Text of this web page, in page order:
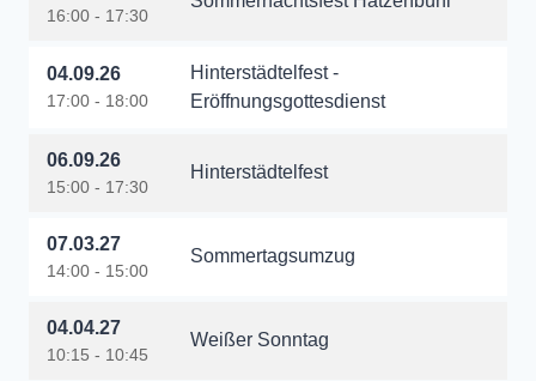
16:00 - 17:30
04.09.26
17:00 - 18:00
Hinterstädtelfest -
Eröffnungsgottesdienst
06.09.26
15:00 - 17:30
Hinterstädtelfest
07.03.27
14:00 - 15:00
Sommertagsumzug
04.04.27
10:15 - 10:45
Weißer Sonntag